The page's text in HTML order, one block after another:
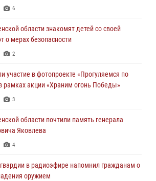
6
области знакомят детей со своей
о мерах безопасности
2
участие в фотопроекте «Прогуляемся по
рамках акции «Храним огонь Победы»
3
области почтили память генерала
Яковлева
4
в радиоэфире напомнил гражданам о
оружием